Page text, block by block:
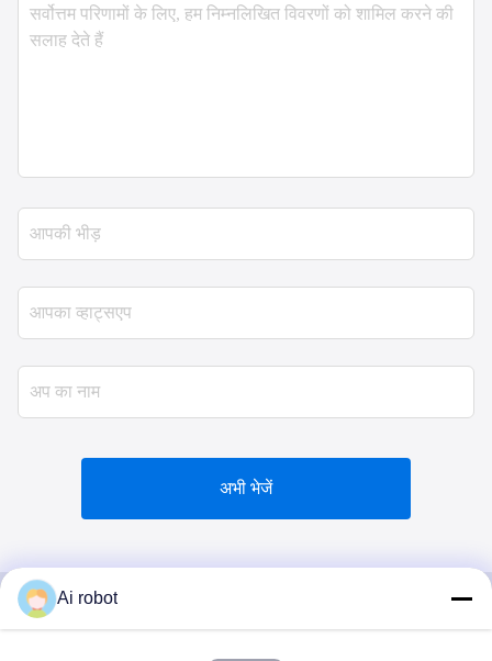
अभी भेजें
Ai robot